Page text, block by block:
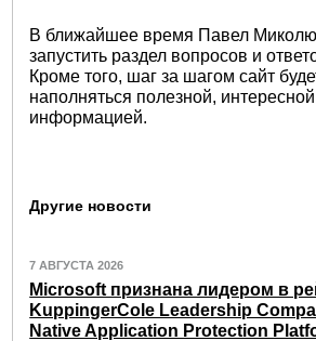
В ближайшее время Павел
запустить раздел вопросов и
Кроме того, шаг за шагом сайт
наполняться полезной,
информацией.
Другие новости
7 АВГУСТА 2026
Microsoft признана лидером в
KuppingerCole Leadership
Native Application Protection